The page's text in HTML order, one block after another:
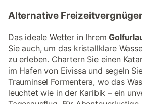
Alternative
Das ideale Wetter in Ihrem
Sie auch, um das kristallklare
zu erleben. Chartern Sie einen
im Hafen von Eivissa und segeln
Trauminsel Formentera, wo das
leuchtet wie in der Karibik – ein